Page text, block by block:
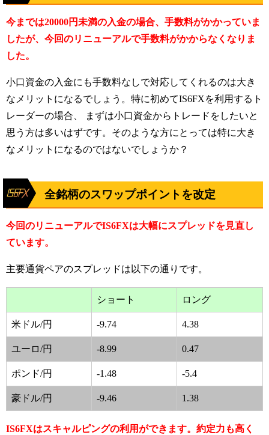
今までは20000円未満の入金の場合、手数料がかかっていま
したが、今回のリニューアルで手数料がかからなくなりま
した。
小口資金の入金にも手数料なしで対応してくれるのは大き
なメリットになるでしょう。 特に初めてIS6FXを利用するト
レーダーの場合、 まずは小口資金からトレードをしたいと
思う方は多いはずです。 そのような方にとっては特に大き
なメリットになるのではないでしょうか？
全銘柄のスワップポイントを改定
今回のリニューアルでIS6FXは大幅にスプレッドを見直し
ています。
主要通貨ペアのスプレッドは以下の通りです。
ショート ロング
米ドル/円 -9.74 4.38
ユーロ/円 -8.99 0.47
ポンド/円 -1.48 -5.4
豪ドル/円 -9.46 1.38
IS6FXはスキャルピングの利用ができます。約定力も高く